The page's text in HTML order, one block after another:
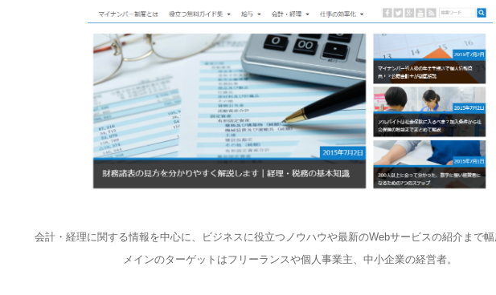
会計・経理に関する情報を中心に、ビジネスに役立つノウハウや最新のWebサービスの紹介まで幅
メインのターゲットはフリーランスや個人事業主、中小企業の経営者。